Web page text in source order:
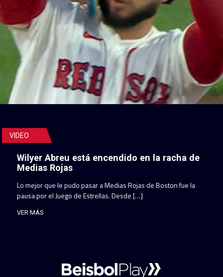
VIDEO
Wilyer Abreu está encendido en la racha de
Medias Rojas
Lo mejor que le pudo pasar a Medias Rojas de Boston fue la
pausa por el Juego de Estrellas. Desde […]
VER MÁS